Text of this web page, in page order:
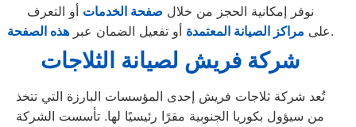
نوفر إمكانية الحجز من خلال صفحة الخدمات أو التعرف
على مراكز الصيانة المعتمدة أو تفعيل الضمان عبرهذه الصفحة .
شركة فريش لصيانة الثلاجات
تُعد شركة ثلاجات فريش إحدى المؤسسات البارزة التي تتخذ
من سيؤول بكوريا الجنوبية مقرًا رئيسيًا لها. تأسست الشركة